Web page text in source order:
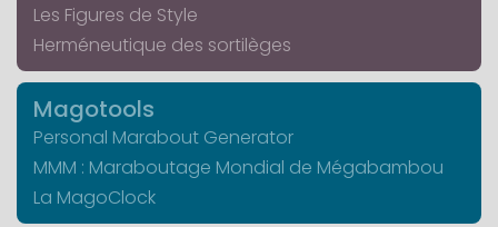
Les Figures de Style
Herméneutique des sortilèges
Magotools
Personal Marabout Generator
MMM : Maraboutage Mondial de Mégabambou
La MagoClock